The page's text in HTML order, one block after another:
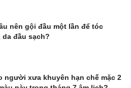
nên gội đầu một lần để tóc
da đầu sạch?
người xưa khuyên hạn chế mặc 2